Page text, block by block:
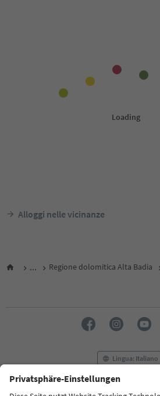
Alloggi nelle vicinanze
... Regione dolomitica Alta Badia
Lingua: Italiano
FAQ Contatti Press MICE